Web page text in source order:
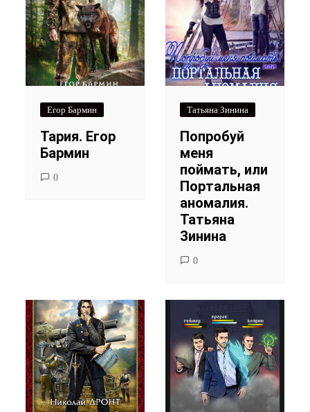
Егор Бармин
Тария. Егор
Бармин
0
Татьяна Зинина
Попробуй
меня
поймать, или
Портальная
аномалия.
Татьяна
Зинина
0